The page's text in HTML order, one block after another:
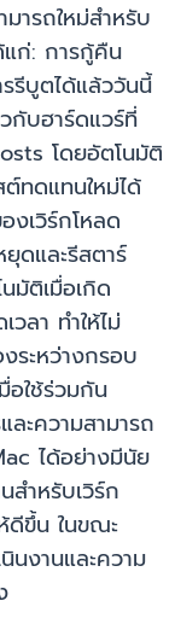
ารถใหม่สำหรับ
ก่: การกู้คืน
รีบูตได้แล้ววันนี้
กับฮาร์ดแวร์ที่
โดยอัตโนมัติ
ทดแทนใหม่ได้
งเวิร์กโหลด
ดและรีสตาร์
มัติเมื่อเกิด
ลา ทำให้ไม่
ระหว่างกรอบ
อใช้ร่วมกัน
ละความสามารถ
ได้อย่างมีนัย
ำหรับเวิร์ก
ดีขึ้น ในขณะ
นงานและความ